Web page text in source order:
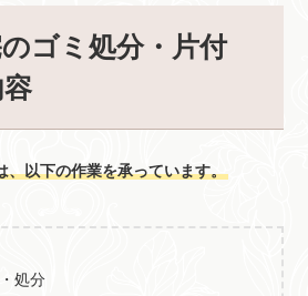
ゴミ処分・片付
、以下の作業を承っています。
処分